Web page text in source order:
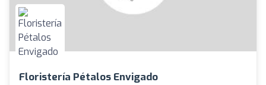
Floristería Pétalos Envigado